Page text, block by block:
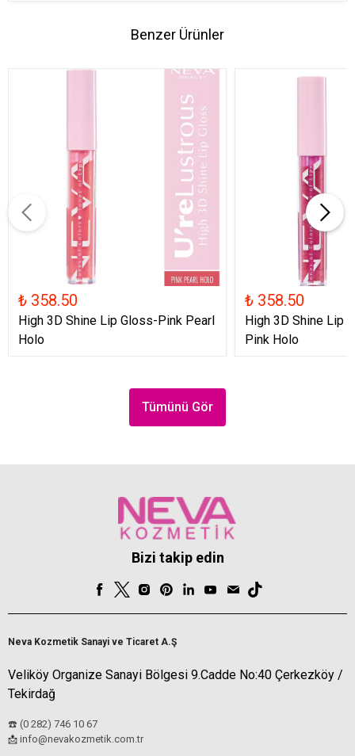
Benzer Ürünler
₺ 358.50
High 3D Shine Lip Gloss-Pink Pearl
Holo
₺ 358.50
High 3D Shine Lip
Pink Holo
Tümünü Gör
Bizi takip edin
Neva Kozmetik Sanayi ve Ticaret A.Ş
Veliköy Organize Sanayi Bölgesi 9.Cadde No:40 Çerkezköy /
Tekirdağ
☎️ (0 282) 746 10 67
📩 info@nevakozmetik.com.tr